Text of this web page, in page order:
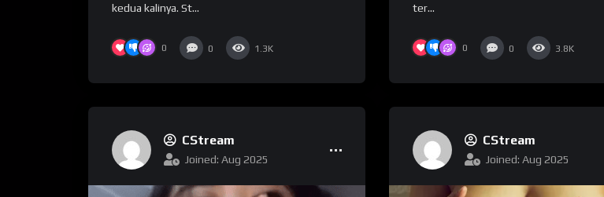
kedua kalinya. St...
0 0 1.3K
ter...
0 0 3.8K
CStream
Joined: Aug 2025
CStream
Joined: Aug 2025